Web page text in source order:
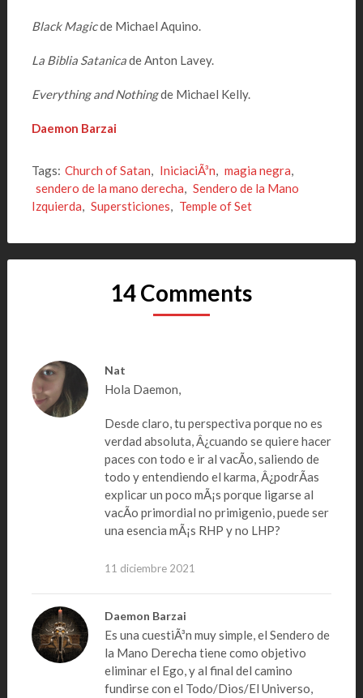
Black Magicde Michael Aquino.
La Biblia Satanicade Anton Lavey.
Everything and Nothingde Michael Kelly.
Daemon Barzai
Tags: Church of Satan, IniciaciÃ³n, magia negra,
sendero de la mano derecha, Sendero de la Mano
Izquierda, Supersticiones, Temple of Set
14 Comments
Nat
Hola Daemon,
Desde claro, tu perspectiva porque no es
verdad absoluta, Â¿cuando se quiere hacer
paces con todo e ir al vacÃ­o, saliendo de
todo y entendiendo el karma, Â¿podrÃ­as
explicar un poco mÃ¡s porque ligarse al
vacÃ­o primordial no primigenio, puede ser
una esencia mÃ¡s RHP y no LHP?
11 diciembre 2021
Daemon Barzai
Es una cuestiÃ³n muy simple, el Sendero de
la Mano Derecha tiene como objetivo
eliminar el Ego, y al final del camino
fundirse con el Todo/Dios/El Universo,